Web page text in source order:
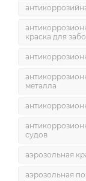
краска для
металла
судов
аэрозольная
аэрозольная